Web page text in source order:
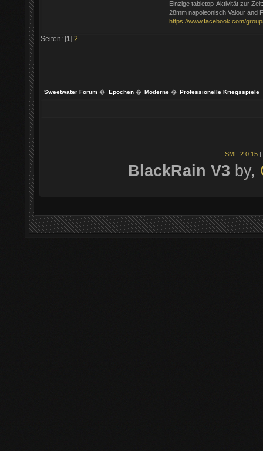
Einzige tabletop-Aktivität zur Zeit:
28mm napoleonisch Valour and
https://www.facebook.com/
Seiten: [1] 2
Sweetwater Forum � Epochen� Moderne� Professionelle Kriegsspiele
SMF 2.0.15
BlackRain V3 by,